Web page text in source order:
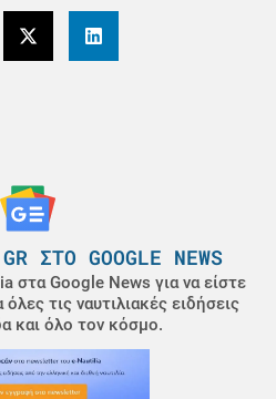
ΣΤΟ GOOGLE NEWS
στα Google News για να είστε
τις ναυτιλιακές ειδήσεις
και όλο τον κόσμο.